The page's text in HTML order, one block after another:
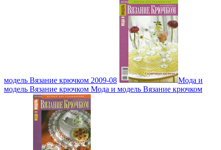
модель Вязание крючком 2009-08
Мода и
модель Вязание крючком Мода и модель Вязание крючком